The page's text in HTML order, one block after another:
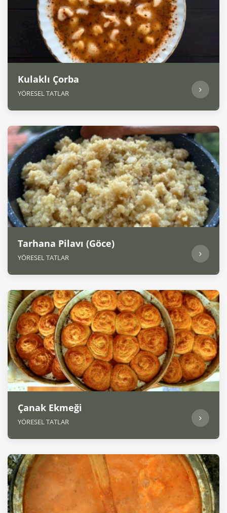
Kulaklı Çorba
YÖRESEL TATLAR
Tarhana Pilavı (Göce)
YÖRESEL TATLAR
Çanak Ekmeği
YÖRESEL TATLAR